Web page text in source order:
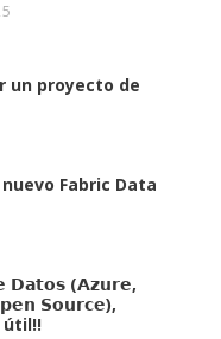
un proyecto de
Fabric Data
𝗗𝗮𝘁𝗼𝘀 (𝗔𝘇𝘂𝗿𝗲,
𝗦𝗼𝘂𝗿𝗰𝗲),
útil!!